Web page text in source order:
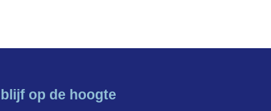
blijf op de hoogte